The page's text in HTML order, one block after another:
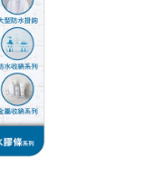
先享後付」服務完成之交
交易相關給付款項請求債
人之同意方可使用
失，本公司不負相關責
之用戶狀況，依本公司即